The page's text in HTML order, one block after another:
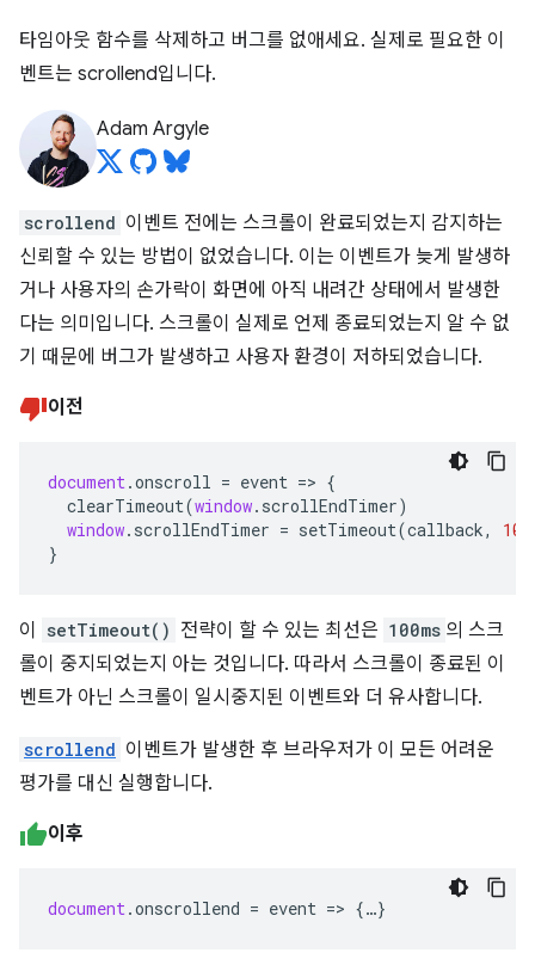
타임아웃 함수를 삭제하고 버그를 없애세요. 실제로 필요한 이
벤트는 scrollend입니다.
Adam Argyle
scrollend 이벤트 전에는 스크롤이 완료되었는지 감지하는
신뢰할 수 있는 방법이 없었습니다. 이는 이벤트가 늦게 발생하
거나 사용자의 손가락이 화면에 아직 내려간 상태에서 발생한
다는 의미입니다. 스크롤이 실제로 언제 종료되었는지 알 수 없
기 때문에 버그가 발생하고 사용자 환경이 저하되었습니다.
이전
document.onscroll = event => {
clearTimeout(window. scrollEndTimer)
window. scrollEndTimer = setTimeout(callback, 100
}
이 setTimeout() 전략이 할 수 있는 최선은 100ms 의 스크
롤이 중지되었는지 아는 것입니다. 따라서 스크롤이 종료된 이
벤트가 아닌 스크롤이 일시중지된 이벤트와 더 유사합니다.
scrollend 이벤트가 발생한 후 브라우저가 이 모든 어려운
평가를 대신 실행합니다.
이후
document.onscrollend = event => {…}